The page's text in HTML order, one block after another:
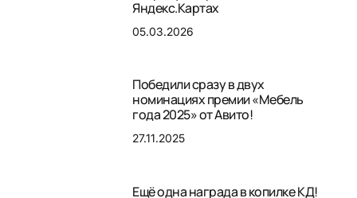
Яндекс.Картах
05.03.2026
Победили сразу в двух
номинациях премии «Мебель
года 2025» от Авито!
27.11.2025
Ещё одна награда в копилке КД!